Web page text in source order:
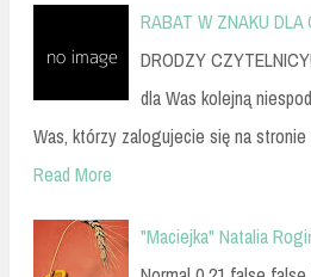
RABAT W ZNAKU DLA
DRODZY
dla Was kolejną
Was, którzy zalogujecie się na
Read More
"Maciejka" Natalia